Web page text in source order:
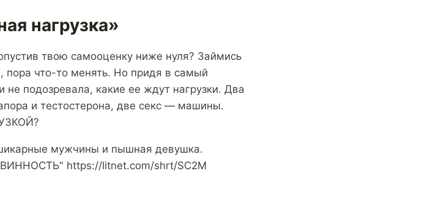
нагрузка»
твою самооценку ниже нуля? Займись
пора что-то менять. Но придя в самый
подозревала, какие ее ждут нагрузки. Два
и тестостерона, две секс — машины.
мужчины и пышная девушка.
https://litnet.com/shrt/SC2M